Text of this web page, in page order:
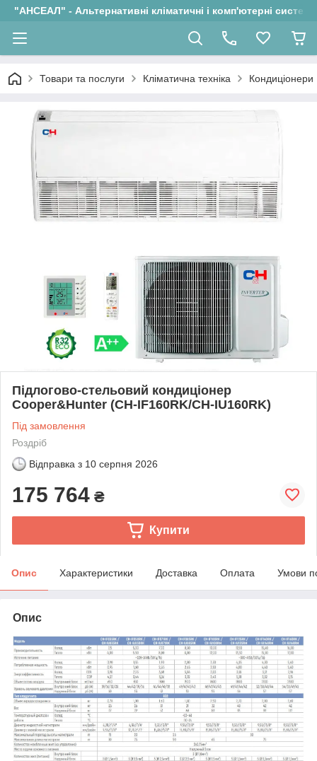
"АНСЕАЛ" - Альтернативні кліматичні і комп'ютерні системи
Товари та послуги Кліматична техніка Кондиціонери
Підлогово-стельовий кондиціонер
Cooper&Hunter (CH-IF160RK/CH-IU160RK)
Під замовлення
Роздріб
Відправка з 10 серпня 2026
175 764 ₴
Купити
Опис Характеристики Доставка Оплата Умови
Опис